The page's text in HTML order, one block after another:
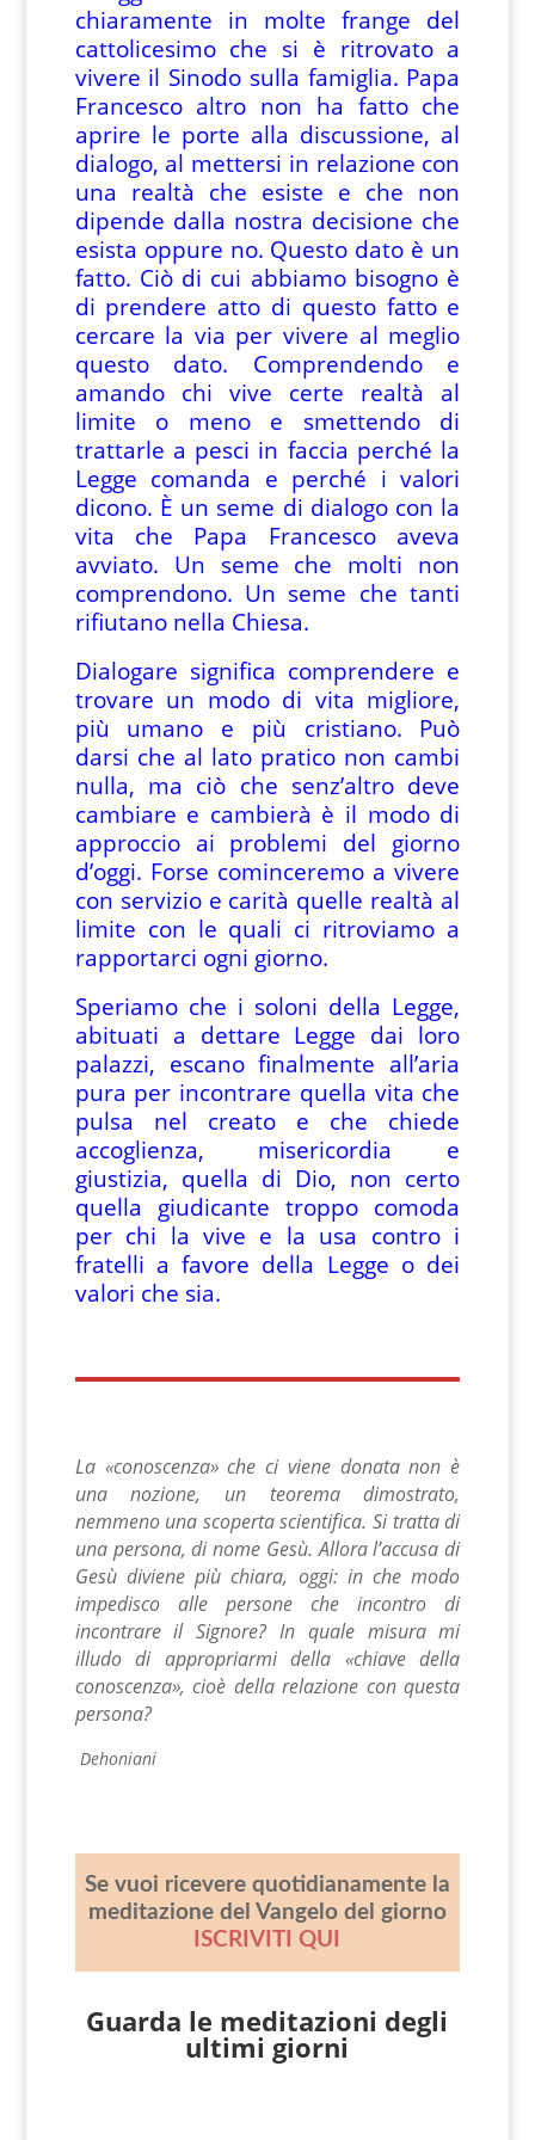
chiaramente in molte frange del
cattolicesimo che si è ritrovato a
vivere il Sinodo sulla famiglia. Papa
Francesco altro non ha fatto che
aprire le porte alla discussione, al
dialogo, al mettersi in relazione con
una realtà che esiste e che non
dipende dalla nostra decisione che
esista oppure no. Questo dato è un
fatto. Ciò di cui abbiamo bisogno è
di prendere atto di questo fatto e
cercare la via per vivere al meglio
questo dato. Comprendendo e
amando chi vive certe realtà al
limite o meno e smettendo di
trattarle a pesci in faccia perché la
Legge comanda e perché i valori
dicono. È un seme di dialogo con la
vita che Papa Francesco aveva
avviato. Un seme che molti non
comprendono. Un seme che tanti
rifiutano nella Chiesa.
Dialogare significa comprendere e
trovare un modo di vita migliore,
più umano e più cristiano. Può
darsi che al lato pratico non cambi
nulla, ma ciò che senz’altro deve
cambiare e cambierà è il modo di
approccio ai problemi del giorno
d’oggi. Forse cominceremo a vivere
con servizio e carità quelle realtà al
limite con le quali ci ritroviamo a
rapportarci ogni giorno.
Speriamo che i soloni della Legge,
abituati a dettare Legge dai loro
palazzi, escano finalmente all’aria
pura per incontrare quella vita che
pulsa nel creato e che chiede
accoglienza, misericordia e
giustizia, quella di Dio, non certo
quella giudicante troppo comoda
per chi la vive e la usa contro i
fratelli a favore della Legge o dei
valori che sia.
La «conoscenza» che ci viene donata non è
una nozione, un teorema dimostrato,
nemmeno una scoperta scientifica. Si tratta di
una persona, di nome Gesù. Allora l’accusa di
Gesù diviene più chiara, oggi: in che modo
impedisco alle persone che incontro di
incontrare il Signore? In quale misura mi
illudo di appropriarmi della «chiave della
conoscenza», cioè della relazione con questa
persona?
Dehoniani
Se vuoi ricevere quotidianamente la
meditazione del Vangelo del giorno
ISCRIVITI QUI
Guarda le meditazioni degli
ultimi giorni